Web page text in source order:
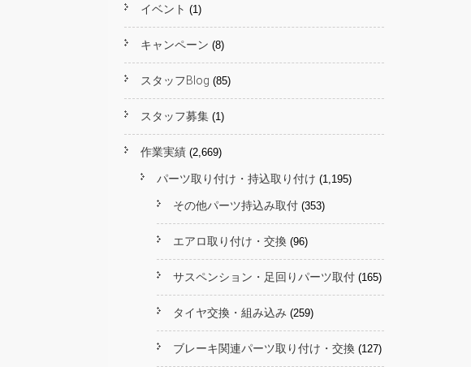
イベント (1)
キャンペーン (8)
スタッフBlog (85)
スタッフ募集 (1)
作業実績 (2,669)
パーツ取り付け・持込取り付け (1,195)
その他パーツ持込み取付 (353)
エアロ取り付け・交換 (96)
サスペンション・足回りパーツ取付 (165)
タイヤ交換・組み込み (259)
ブレーキ関連パーツ取り付け・交換 (127)